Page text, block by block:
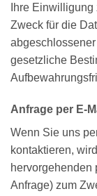
Ihre
Zweck für die
gesetzliche
Anfrage per E-
Wenn Sie uns
kontaktieren,
hervorgehenden
Anfrage) zum